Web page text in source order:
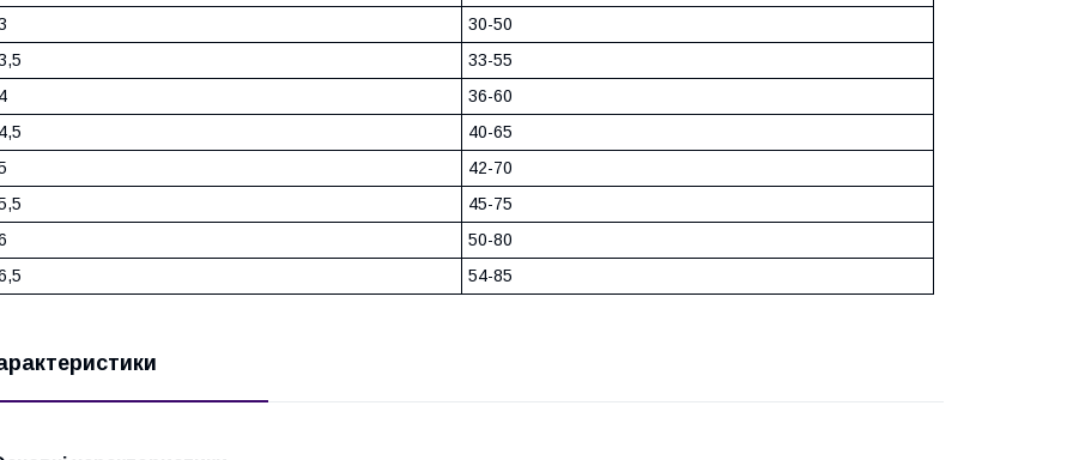
30-50
33-55
36-60
40-65
42-70
45-75
50-80
54-85